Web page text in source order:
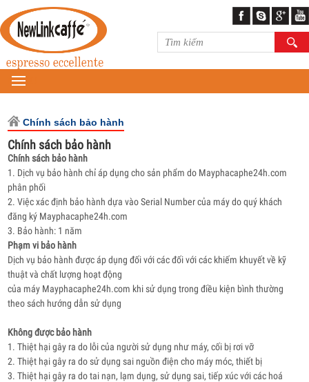
MENU
Chính sách bảo hành
Chính sách bảo hành
Chính sách bảo hành
1. Dịch vụ bảo hành chỉ áp dụng cho sản phẩm do Mayphacaphe24h.com
phân phối
2. Việc xác định bảo hành dựa vào Serial Number của máy do quý khách
đăng ký Mayphacaphe24h.com
3. Bảo hành: 1 năm
Phạm vi bảo hành
Dịch vụ bảo hành được áp dụng đối với các đối với các khiếm khuyết về kỹ
thuật và chất lượng hoạt động
của máy Mayphacaphe24h.com khi sử dụng trong điều kiện bình thường
theo sách hướng dẫn sử dụng
Không được bảo hành
1. Thiệt hại gây ra do lỗi của người sử dụng như máy, cối bị rơi vỡ
2. Thiệt hại gây ra do sử dụng sai nguồn điện cho máy móc, thiết bị
3. Thiệt hại gây ra do tai nạn, lạm dụng, sử dụng sai, tiếp xúc với các hoá